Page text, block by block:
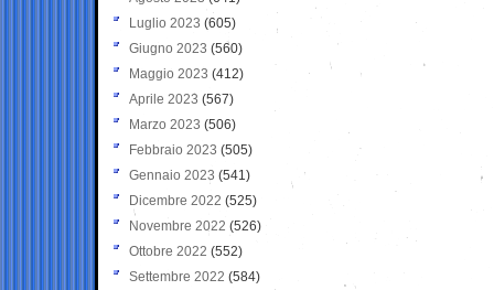
Luglio 2023 (605)
Giugno 2023 (560)
Maggio 2023 (412)
Aprile 2023 (567)
Marzo 2023 (506)
Febbraio 2023 (505)
Gennaio 2023 (541)
Dicembre 2022 (525)
Novembre 2022 (526)
Ottobre 2022 (552)
Settembre 2022 (584)